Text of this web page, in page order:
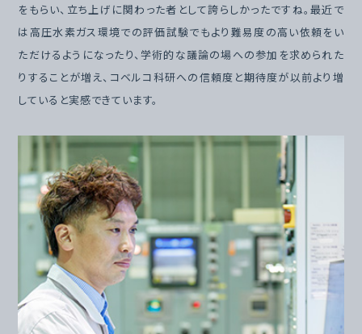
をもらい、立ち上げに関わった者として誇らしかったですね。最近で
は高圧水素ガス環境での評価試験でもより難易度の高い依頼をい
ただけるようになったり、学術的な議論の場への参加を求められた
りすることが増え、コベルコ科研への信頼度と期待度が以前より増
していると実感できています。